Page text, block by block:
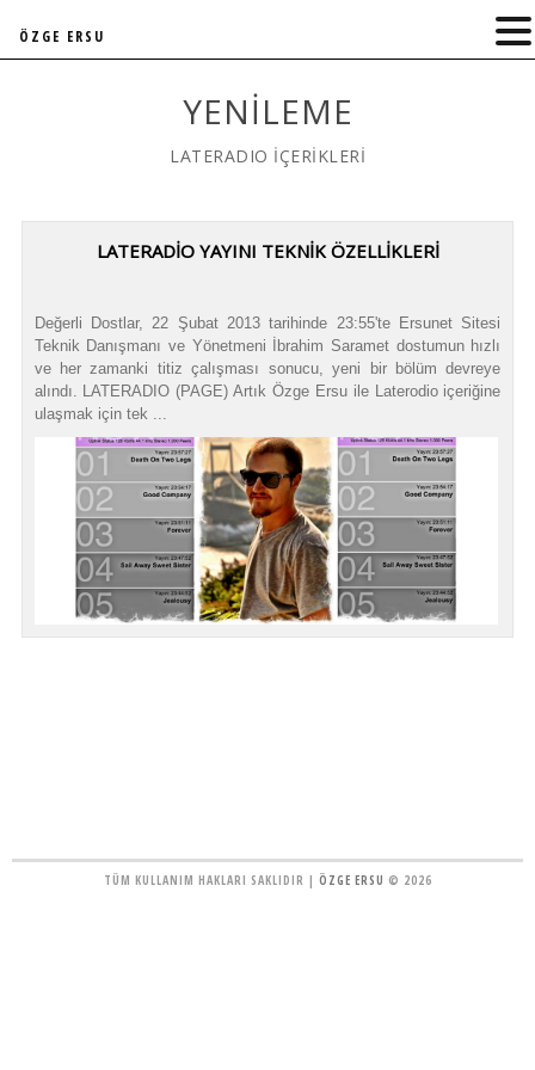
YENILEME
LATERADIO İÇERİKLERİ
LATERADIO YAYINI TEKNIK ÖZELLIKLERI
Değerli Dostlar, 22 Şubat 2013 tarihinde 23:55'te Ersunet Sitesi
Teknik Danışmanı ve Yönetmeni İbrahim Saramet dostumun hızlı
ve her zamanki titiz çalışması sonucu, yeni bir bölüm devreye
alındı. LATERADIO (PAGE) Artık Özge Ersu ile Laterodio içeriğine
ulaşmak için tek ...
TÜM KULLANIM HAKLARI SAKLIDIR | ÖZGE ERSU © 2026
ÖZGE ERSU